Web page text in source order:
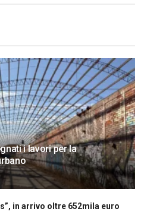
i lavori per la
in arrivo oltre 652mila euro